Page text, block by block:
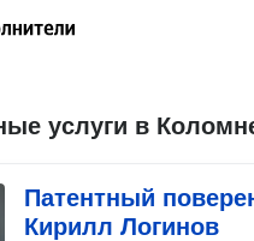
услуги в
Патентный
Кирилл Логинов